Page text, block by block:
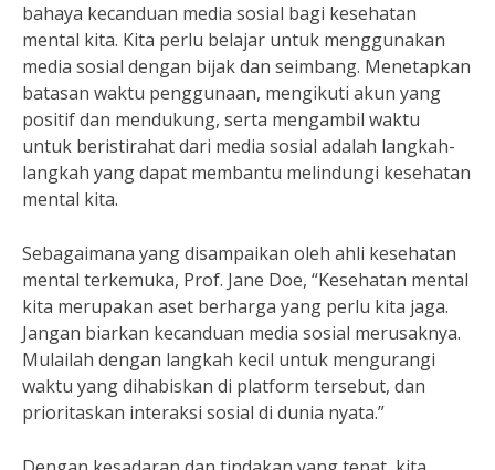
bahaya kecanduan media sosial bagi kesehatan
mental kita. Kita perlu belajar untuk menggunakan
media sosial dengan bijak dan seimbang. Menetapkan
batasan waktu penggunaan, mengikuti akun yang
positif dan mendukung, serta mengambil waktu
untuk beristirahat dari media sosial adalah langkah-
langkah yang dapat membantu melindungi kesehatan
mental kita.
Sebagaimana yang disampaikan oleh ahli kesehatan
mental terkemuka, Prof. Jane Doe, “Kesehatan mental
kita merupakan aset berharga yang perlu kita jaga.
Jangan biarkan kecanduan media sosial merusaknya.
Mulailah dengan langkah kecil untuk mengurangi
waktu yang dihabiskan di platform tersebut, dan
prioritaskan interaksi sosial di dunia nyata.”